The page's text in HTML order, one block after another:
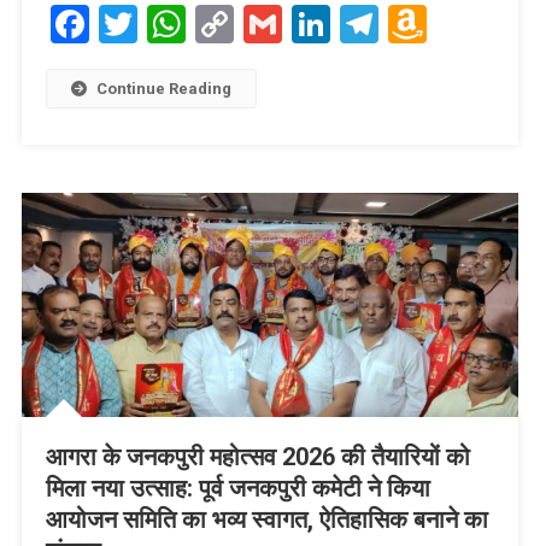
Facebook
TwitterWhatsApp
CopyGmailLinkedIn
Telegram
Continue Reading
आगरा के जनकपुरी महोत्सव 2026 की तैयारियों को
मिला नया उत्साह: पूर्व जनकपुरी कमेटी ने किया
आयोजन समिति का भव्य स्वागत, ऐतिहासिक बनाने का